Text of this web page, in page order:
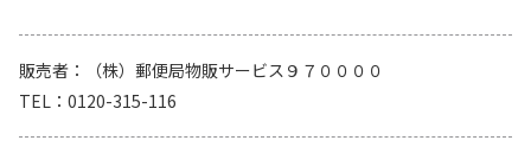
販売者
（株）郵便局物販サービス９７００００
TEL
0120-315-116